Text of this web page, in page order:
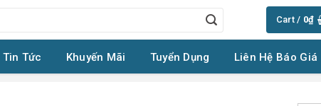
Cart / 0₫
Tin Tức Khuyến Mãi Tuyển Dụng Liên Hệ Báo Giá